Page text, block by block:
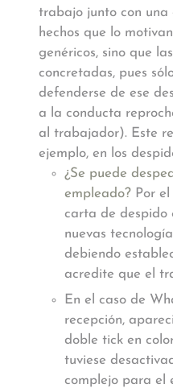
trabajo junto con una
hechos que lo
genéricos, sino que
concretadas, pues
defenderse de ese
a la conducta
al trabajador). Este
ejemplo, en los
¿Se puede
empleado? Por
carta de despido
nuevas
debiendo
acredite que el
En el caso de
recepción,
doble tick en
tuviese
complejo para el